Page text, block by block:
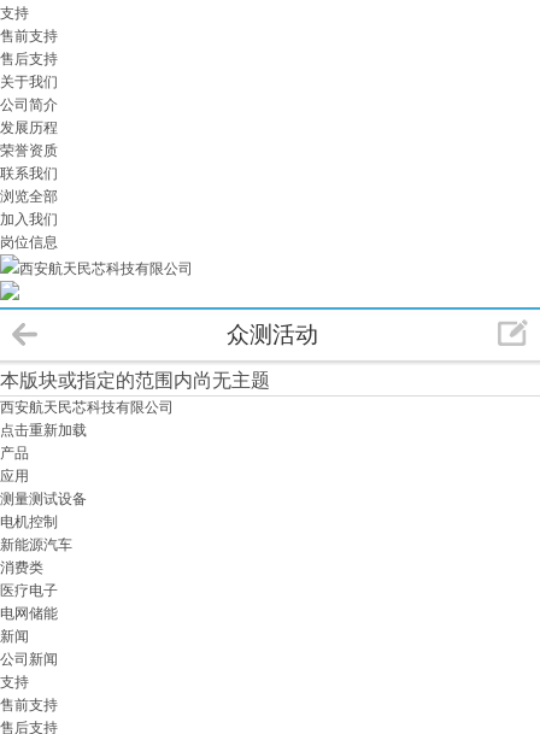
支持
售前支持
售后支持
关于我们
公司简介
发展历程
荣誉资质
联系我们
浏览全部
加入我们
岗位信息
西安航天民芯科技有限公司
众测活动
本版块或指定的范围内尚无主题
西安航天民芯科技有限公司
点击重新加载
产品
应用
测量测试设备
电机控制
新能源汽车
消费类
医疗电子
电网储能
新闻
公司新闻
支持
售前支持
售后支持